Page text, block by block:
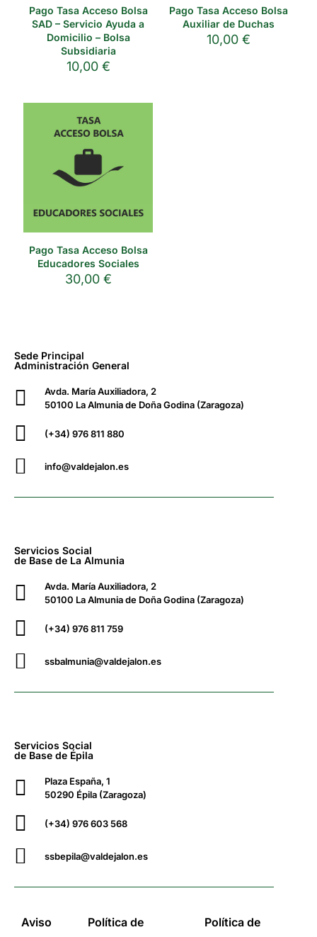
Pago Tasa Acceso Bolsa
SAD – Servicio Ayuda a
Domicilio – Bolsa
Subsidiaria
10,00 €
Pago Tasa Acceso Bolsa
Auxiliar de Duchas
10,00€
Pago Tasa Acceso Bolsa
Educadores Sociales
30,00 €
Sede Principal
Administración General
Avda. María Auxiliadora, 2
50100 La Almunia de Doña Godina (Zaragoza)
(+34) 976 811 880
info@valdejalon.es
Servicios Social
de Base de La Almunia
Avda. María Auxiliadora, 2
50100 La Almunia de Doña Godina (Zaragoza)
(+34) 976 811 759
ssbalmunia@valdejalon.es
Servicios Social
de Base de Épila
Plaza España, 1
50290 Épila (Zaragoza)
(+34) 976 603 568
ssbepila@valdejalon.es
Aviso
Política de
Política de